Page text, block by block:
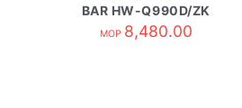
BAR HW-Q990D/ZK
MOP 8,480.00